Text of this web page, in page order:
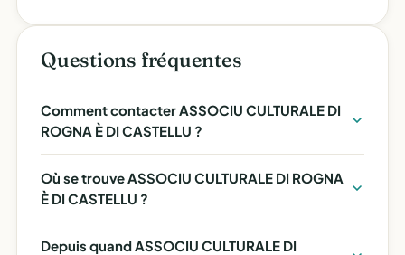
Questions fréquentes
Comment contacter ASSOCIU CULTURALE DI
ROGNA È DI CASTELLU ?
Où se trouve ASSOCIU CULTURALE DI ROGNA
È DI CASTELLU ?
Depuis quand ASSOCIU CULTURALE DI